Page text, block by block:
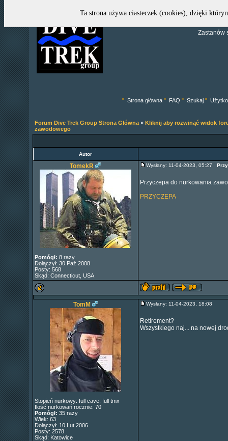
Zastanów
" Strona główna " FAQ " Szukaj "
Forum Dive Trek Group Strona Główna» Kliknij aby rozwinąć widok
zawodowego
Autor
TomekR
Pomógł: 8 razy
Dołączył: 30 Paź 2008
Posty: 568
Skąd: Connecticut, USA
Wysłany: 11-04-2023, 05:27
Przyczepa do nurkowania
PRZYCZEPA
TomM
Stopień nurkowy: full cave, full tmx
Ilość nurkowań rocznie: 70
Pomógł: 35 razy
Wiek: 63
Dołączył: 10 Lut 2006
Posty: 2578
Skąd: Katowice
Wysłany: 11-04-2023, 18:08
Retirement?
Wszystkiego naj... na nowej
Ta strona używa ciasteczek (cookies), dzięki